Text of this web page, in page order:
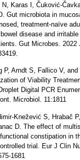
N, Karas I, Čuković-
Gut microbiota in
treatment-naïve
disease and irritable
Gut Microbes. 2022
P, Arndt S, Fallico V, and
of Viability
Digital PCR
Microbiol. 11:1811
Knežević S, Hrabač
D. The effect of
constipation in
trial. Eur J Clin
1681